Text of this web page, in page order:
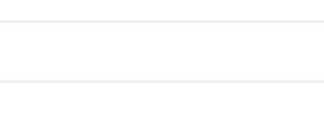
Trennen während der Fahrt. Das
wodurch ein langfristiger,